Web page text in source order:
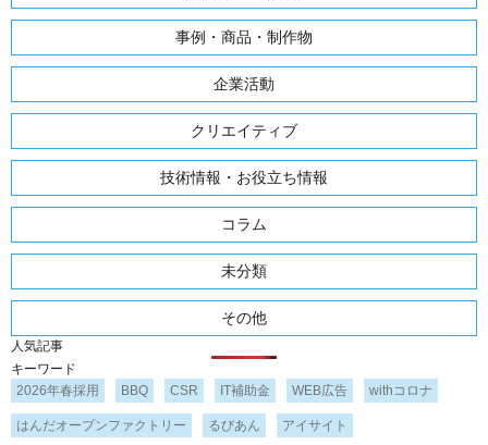
事例・商品・制作物
企業活動
クリエイティブ
技術情報・お役立ち情報
コラム
未分類
その他
人気記事
キーワード
2026年春採用
BBQ CSR IT補助金 WEB広告 withコロナ
はんだオープンファクトリー るびあん アイサイト